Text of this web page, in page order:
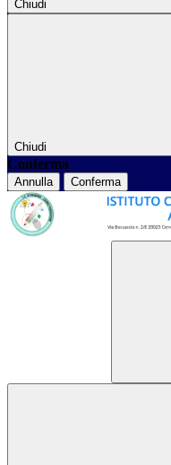
Chiudi
Chiudi
Conferma
Annulla Conferma